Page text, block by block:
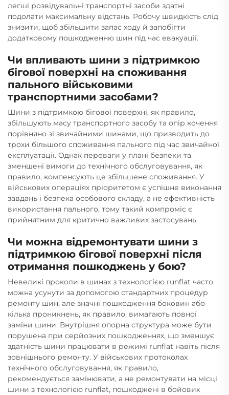
легші розвідувальні транспортні засоби здатні
подолати максимальну відстань. Робочу швидкість слід
знизити, щоб збільшити запас ходу й запобігти
додатковому пошкодженню шин під час евакуації.
Чи впливають шини з підтримкою
бігової поверхні на споживання
пального військовими
транспортними засобами?
Шини з підтримкою бігової поверхні, як правило,
збільшують масу транспортного засобу та опір кочення
порівняно зі звичайними шинами, що призводить до
трохи більшого споживання пального під час звичайної
експлуатації. Однак переваги у плані безпеки та
зменшені вимоги до технічного обслуговування, як
правило, компенсують це збільшене споживання. У
військових операціях пріоритетом є успішне виконання
завдань і безпека особового складу, а не ефективність
використання пального, тому такий компроміс є
прийнятним для критично важливих застосувань.
Чи можна відремонтувати шини з
підтримкою бігової поверхні після
отримання пошкоджень у бою?
Невеликі проколи в шинах з технологією runflat часто
можна усунути за допомогою стандартних процедур
ремонту шин, але значні пошкодження боковин або
кілька проникнень, як правило, вимагають повної
заміни шини. Внутрішня опорна структура може бути
порушена при серйозних пошкодженнях, що зменшує
здатність шини працювати в режимі runflat навіть після
зовнішнього ремонту. У військових протоколах
технічного обслуговування, як правило,
рекомендується замінювати, а не ремонтувати на місці
шини з технологією runflat, пошкоджені в бойових